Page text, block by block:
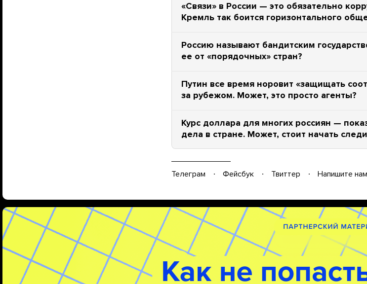
«Связи» в России — это обязательно
Кремль так боится горизонтального
Россию называют бандитским
ее от «порядочных» стран?
Путин все время норовит «защищать
за рубежом. Может, это просто агенты?
Курс доллара для многих россиян —
дела в стране. Может, стоит начать
Телеграм Фейсбук Твиттер Напишите нам